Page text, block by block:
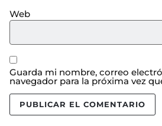
Web
Guarda mi nombre, correo
navegador para la próxima vez